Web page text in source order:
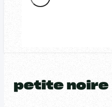
petite noire